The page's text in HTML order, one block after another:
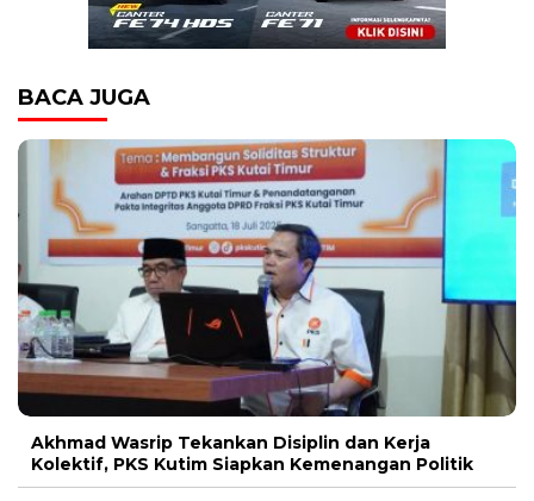
BACA JUGA
Akhmad Wasrip Tekankan Disiplin dan Kerja
Kolektif, PKS Kutim Siapkan Kemenangan Politik